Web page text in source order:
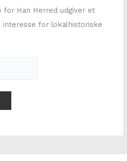
for Han Herred udgiver et
interesse for lokalhistoriske